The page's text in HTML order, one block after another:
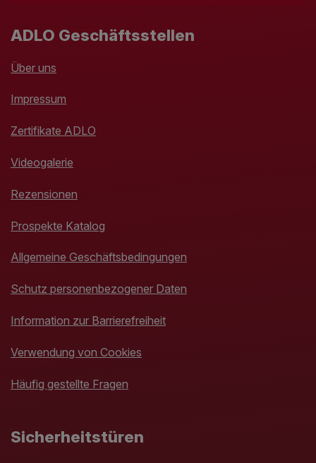
ADLO Geschäftsstellen
Über uns
Impressum
Zertifikate ADLO
Videogalerie
Rezensionen
Prospekte Katalog
Allgemeine Geschäftsbedingungen
Schutz personenbezogener Daten
Information zur Barrierefreiheit
Verwendung von Cookies
Häufig gestellte Fragen
Sicherheitstüren